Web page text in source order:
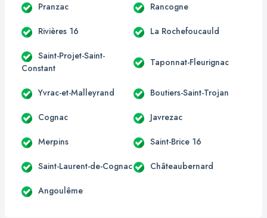
Pranzac Rancogne
Rivières 16 La Rochefoucauld
Saint-Projet-Saint-
Constant
Taponnat-Fleurignac
Yvrac-et-Malleyrand Boutiers-Saint-Trojan
Cognac Javrezac
Merpins Saint-Brice 16
Saint-Laurent-de-Cognac Châteaubernard
Angoulême